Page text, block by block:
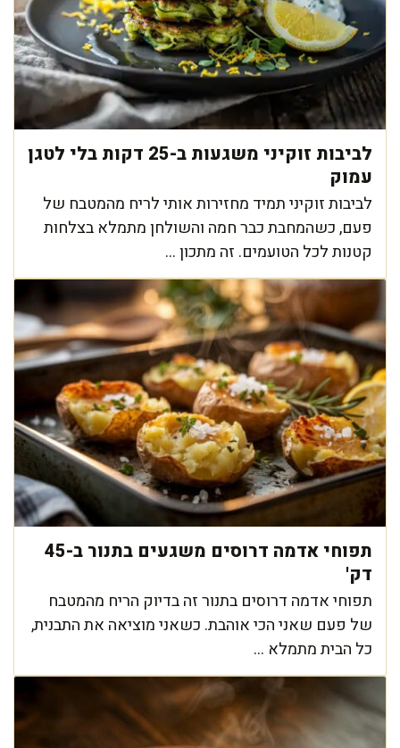
לביבות זוקיני משגעות ב-25 דקות בלי לטגן
עמוק
לביבות זוקיני תמיד מחזירות אותי לריח מהמטבח של
פעם, כשהמחבת כבר חמה והשולחן מתמלא בצלחות
קטנות לכל הטועמים. זה מתכון ...
תפוחי אדמה דרוסים משגעים בתנור ב-45
דק'
תפוחי אדמה דרוסים בתנור זה בדיוק הריח מהמטבח
של פעם שאני הכי אוהבת. כשאני מוציאה את התבנית,
כל הבית מתמלא ...